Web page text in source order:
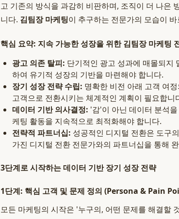
고 기존의 방식을 과감히 비판하며, 조직이 더 나은
니다. 김팀장 마케팅이 추구하는 전문가의 모습이
핵심 요약: 지속 가능한 성장을 위한 김팀장 마케팅
광고 의존 탈피: 단기적인 광고 성과에 매몰되지
하여 유기적 성장의 기반을 마련해야 합니다.
장기 성장 전략 수립: 명확한 비전 아래 고객 여
고객으로 전환시키는 체계적인 계획이 필요합니
데이터 기반 의사결정: '감'이 아닌 데이터 분석
케팅 활동을 지속적으로 최적화해야 합니다.
전략적 파트너십: 성공적인 디지털 전환은 도구
가진 디지털 전환 전문가와의 파트너십을 통해
3단계로 시작하는 데이터 기반 장기 성장 전략
1단계: 핵심 고객 및 문제 정의 (Persona & Pain
모든 마케팅의 시작은 '누구의, 어떤 문제를 해결할